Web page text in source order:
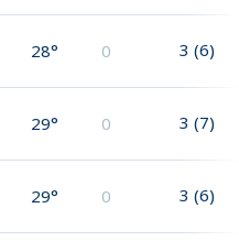
28° 0 3 (6)
29° 0 3 (7)
29° 0 3 (6)